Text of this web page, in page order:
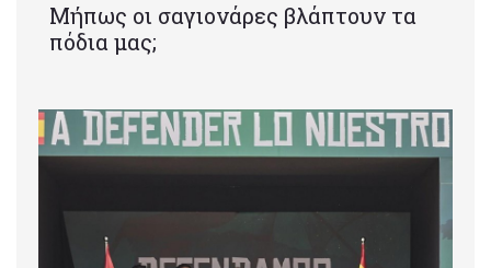
Μήπως οι σαγιονάρες βλάπτουν τα
πόδια μας;